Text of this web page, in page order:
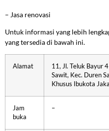
– Jasa renovasi
Untuk informasi yang lebih
yang tersedia di bawah ini.
Alamat
11, Jl. Teluk Bayur
Sawit, Kec. Duren
Khusus Ibukota
Jam
buka
–